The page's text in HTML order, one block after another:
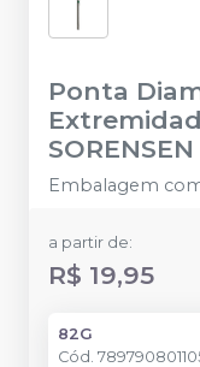
Ponta
SORENSEN
Embalagem
a partir de:
R$ 19,95
82G
Cód.